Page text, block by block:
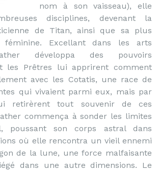
nom à son vaisseau), elle
disciplines, devenant la
de Titan, ainsi que sa plus
féminine. Excellant dans les arts
développa des pouvoirs
les Prêtres lui apprirent comment
avec les Cotatis, une race de
qui vivaient parmi eux, mais par
retirèrent tout souvenir de ces
commença à sonder les limites
poussant son corps astral dans
où elle rencontra un vieil ennemi
de la lune, une force malfaisante
dans une autre dimensions. Le